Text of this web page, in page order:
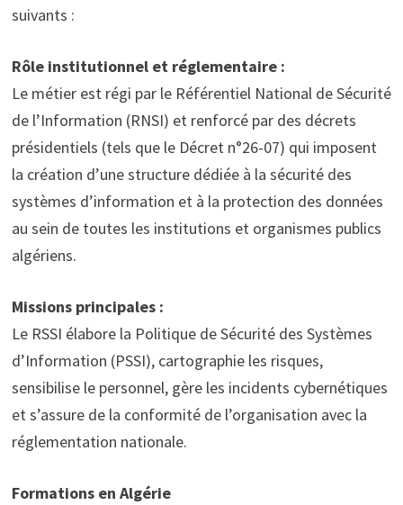
suivants :
Rôle institutionnel et réglementaire :
Le métier est régi par le Référentiel National de Sécurité
de l’Information (RNSI) et renforcé par des décrets
présidentiels (tels que le Décret n°26-07) qui imposent
la création d’une structure dédiée à la sécurité des
systèmes d’information et à la protection des données
au sein de toutes les institutions et organismes publics
algériens.
Missions principales :
Le RSSI élabore la Politique de Sécurité des Systèmes
d’Information (PSSI), cartographie les risques,
sensibilise le personnel, gère les incidents cybernétiques
et s’assure de la conformité de l’organisation avec la
réglementation nationale.
Formations en Algérie